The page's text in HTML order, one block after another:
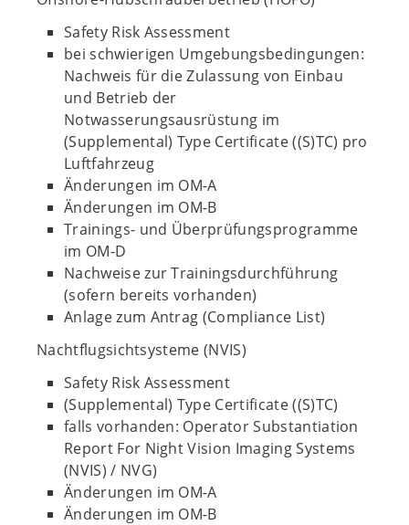
Safety Risk Assessment
bei schwierigen Umgebungsbedingungen:
Nachweis für die Zulassung von Einbau
und Betrieb der
Notwasserungsausrüstung im
(Supplemental) Type Certificate ((S)TC) pro
Luftfahrzeug
Änderungen im OM-A
Änderungen im OM-B
Trainings- und Überprüfungsprogramme
im OM-D
Nachweise zur Trainingsdurchführung
(sofern bereits vorhanden)
Anlage zum Antrag (Compliance List)
Nachtflugsichtsysteme (NVIS)
Safety Risk Assessment
(Supplemental) Type Certificate ((S)TC)
falls vorhanden: Operator Substantiation
Report For Night Vision Imaging Systems
(NVIS) / NVG)
Änderungen im OM-A
Änderungen im OM-B